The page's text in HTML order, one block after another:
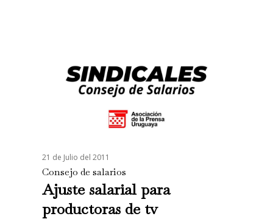
21 de Julio del 2011
Consejo de salarios
Ajuste salarial para
productoras de tv